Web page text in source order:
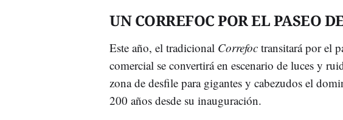
UN CORREFOC POR EL PASEO
Este año, el tradicional Correfoc transitará por el
comercial se convertirá en escenario de luces y
zona de desfile para gigantes y cabezudos el
200 años desde su inauguración.